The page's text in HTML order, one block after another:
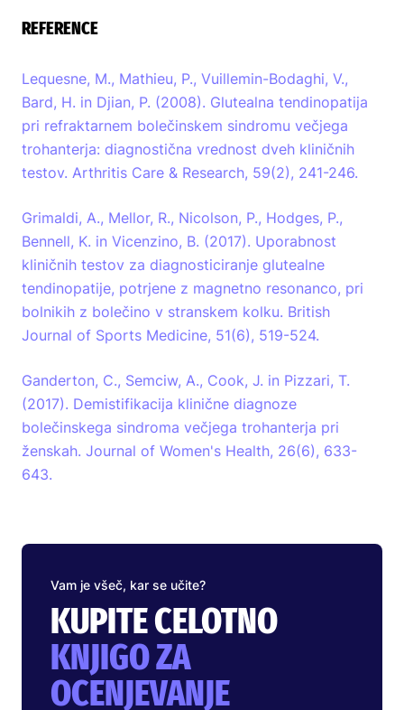
REFERENCE
Lequesne, M., Mathieu, P., Vuillemin-Bodaghi, V.,
Bard, H. in Djian, P. (2008). Glutealna tendinopatija
pri refraktarnem bolečinskem sindromu večjega
trohanterja: diagnostična vrednost dveh kliničnih
testov. Arthritis Care & Research, 59(2), 241-246.
Grimaldi, A., Mellor, R., Nicolson, P., Hodges, P.,
Bennell, K. in Vicenzino, B. (2017). Uporabnost
kliničnih testov za diagnosticiranje glutealne
tendinopatije, potrjene z magnetno resonanco, pri
bolnikih z bolečino v stranskem kolku. British
Journal of Sports Medicine, 51(6), 519-524.
Ganderton, C., Semciw, A., Cook, J. in Pizzari, T.
(2017). Demistifikacija klinične diagnoze
bolečinskega sindroma večjega trohanterja pri
ženskah. Journal of Women's Health, 26(6), 633-
643.
Vam je všeč, kar se učite?
KUPITE CELOTNO
KNJIGO ZA
OCENJEVANJE